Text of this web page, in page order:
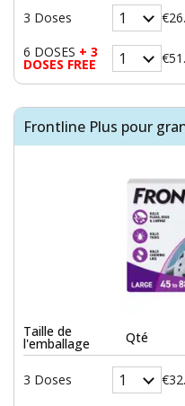
3 Doses
6 DOSES + 3
DOSES FREE
Frontline Plus pour
Taille de
l'emballage Qté
3 Doses